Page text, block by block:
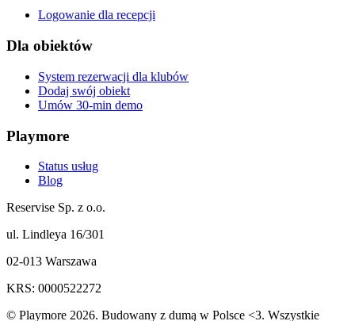
Logowanie dla recepcji
Dla obiektów
System rezerwacji dla klubów
Dodaj swój obiekt
Umów 30-min demo
Playmore
Status usług
Blog
Reservise Sp. z o.o.
ul. Lindleya 16/301
02-013 Warszawa
KRS: 0000522272
© Playmore 2026. Budowany z dumą w Polsce <3. Wszystkie